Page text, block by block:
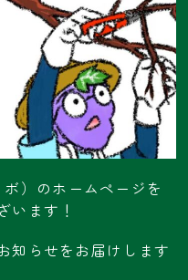
）のホームページを
います！
知らせをお届けします